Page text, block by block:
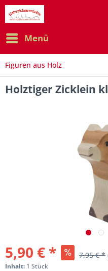
Menü
Figuren aus Holz
Holztiger Zicklein
5,90 € * 7,95 € *
Inhalt: 1 Stück